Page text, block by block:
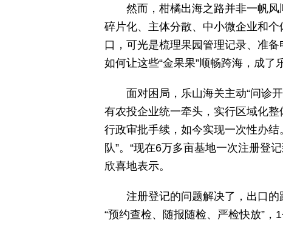
然而，柑橘出海之路并非一帆
碎片化、主体分散、中小微企业和
口，可光是梳理果园管理记录、准
如何让这些“金果果”顺畅跨海，成了
面对困局，乐山海关主动“问诊
有农投企业统一牵头，实行区域化
行政审批手续，如今实现一次性办
队”。“现在6万多亩基地一次注册登
欣喜地表示。
注册登记的问题解决了，出口
“预约查检、随报随检、严检快放”